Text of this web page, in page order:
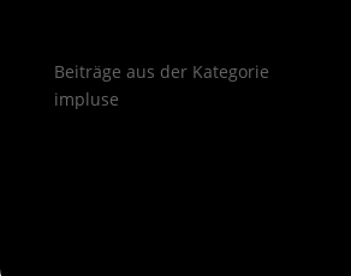
Beiträge aus der Kategorie
impluse